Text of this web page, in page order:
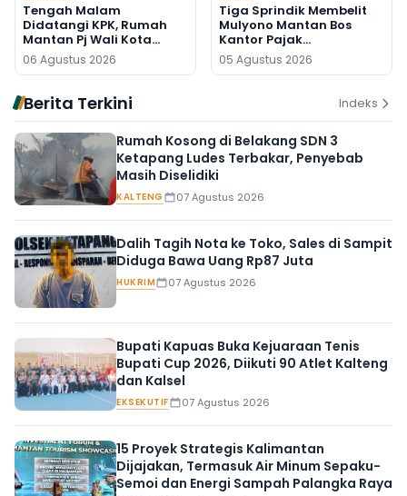
Tengah Malam
Didatangi KPK, Rumah
Mantan Pj Wali Kota
Digeledah, Empat Koper
Dibawa
06 Agustus 2026
Tiga Sprindik Membelit
Mulyono Mantan Bos
Kantor Pajak
Banjarmasin
05 Agustus 2026
Berita Terkini Indeks
Rumah Kosong di Belakang SDN 3
Ketapang Ludes Terbakar, Penyebab
Masih Diselidiki
KALTENG 07 Agustus 2026
Dalih Tagih Nota ke Toko, Sales di Sampit
Diduga Bawa Uang Rp87 Juta
HUKRIM 07 Agustus 2026
Bupati Kapuas Buka Kejuaraan Tenis
Bupati Cup 2026, Diikuti 90 Atlet Kalteng
dan Kalsel
EKSEKUTIF 07 Agustus 2026
15 Proyek Strategis Kalimantan
Dijajakan, Termasuk Air Minum Sepaku-
Semoi dan Energi Sampah Palangka Raya